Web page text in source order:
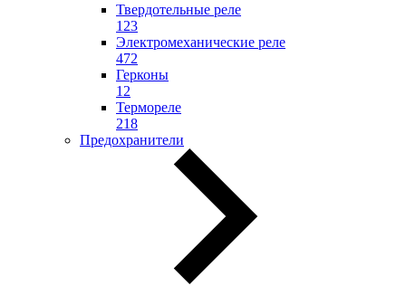
Твердотельные реле
123
Электромеханические реле
472
Герконы
12
Термореле
218
Предохранители